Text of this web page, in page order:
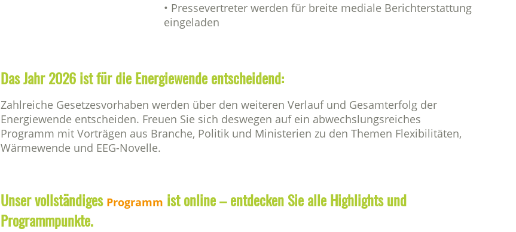
• Pressevertreter werden für breite mediale Berichterstattung
eingeladen
Das Jahr 2026 ist für die Energiewende entscheidend:
Zahlreiche Gesetzesvorhaben werden über den weiteren Verlauf und Gesamterfolg der
Energiewende entscheiden. Freuen Sie sich deswegen auf ein abwechslungsreiches
Programm mit Vorträgen aus Branche, Politik und Ministerien zu den Themen Flexibilitäten,
Wärmewende und EEG-Novelle.
Unser vollständiges Programm ist online – entdecken Sie alle Highlights und
Programmpunkte.